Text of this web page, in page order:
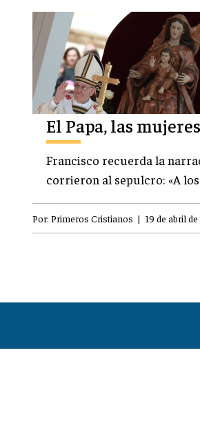
El Papa, las
Francisco recuerda la
corrieron al sepulcro: «A
Por: Primeros Cristianos | 19 de abril